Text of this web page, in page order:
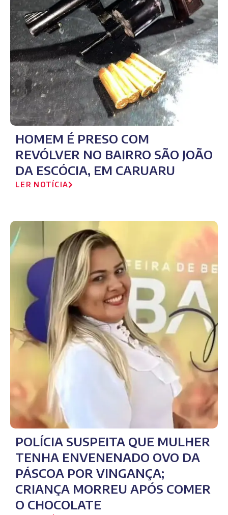
HOMEM É PRESO COM
REVÓLVER NO BAIRRO SÃO JOÃO
DA ESCÓCIA, EM CARUARU
LER NOTÍCIA
POLÍCIA SUSPEITA QUE MULHER
TENHA ENVENENADO OVO DA
PÁSCOA POR VINGANÇA;
CRIANÇA MORREU APÓS COMER
O CHOCOLATE